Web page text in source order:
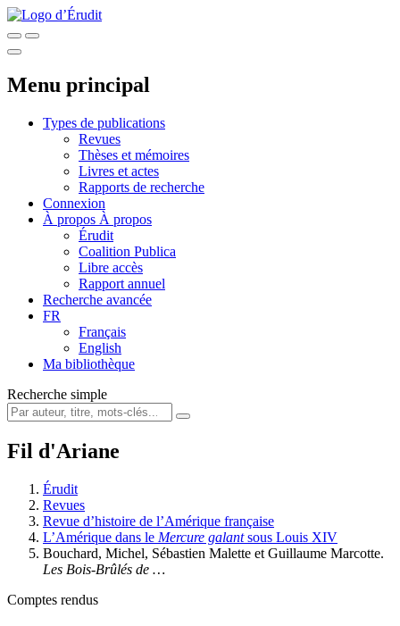
Menu principal
Types de publications
Revues
Thèses et mémoires
Livres et actes
Rapports de recherche
Connexion
À propos À propos
Érudit
Coalition Publica
Libre accès
Rapport annuel
Recherche avancée
FR
Français
English
Ma bibliothèque
Recherche simple
Fil d'Ariane
Érudit
Revues
Revue d’histoire de l’Amérique française
L’Amérique dans le Mercure galantsous Louis XIV
Bouchard, Michel, Sébastien Malette et Guillaume Marcotte.
Les Bois-Brûlés de …
Comptes rendus